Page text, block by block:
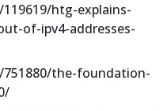
htg-explains-
of-ipv4-addresses-
the-foundation-